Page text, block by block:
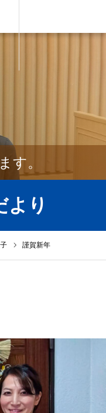
す。
り
謹賀新年